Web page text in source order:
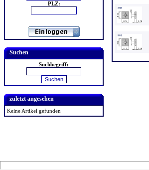
PLZ:
Suchen
Suchbegriff:
zuletzt angesehen
Keine Artikel gefunden